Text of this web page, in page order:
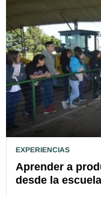
EXPERIENCIAS
Aprender a
desde la escuela